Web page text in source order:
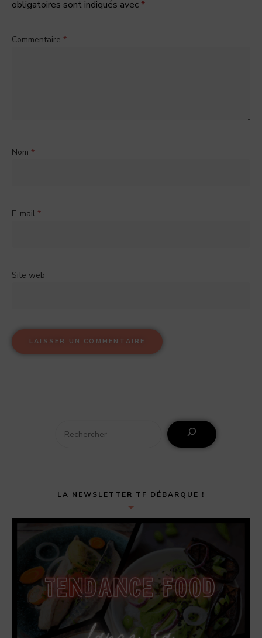
obligatoires sont indiqués avec*
Commentaire *
Nom *
E-mail *
Site web
LA NEWSLETTER TF DÉBARQUE !